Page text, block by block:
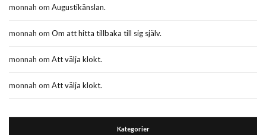
monnah om Augustikänslan.
monnah om Om att hitta tillbaka till sig själv.
monnah om Att välja klokt.
monnah om Att välja klokt.
Kategorier